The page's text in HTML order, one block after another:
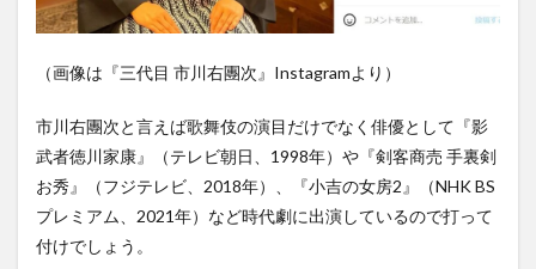
（画像は『三代目 市川右團次』Instagramより）
市川右團次と言えば歌舞伎の演目だけでなく俳優として『影
武者徳川家康』（テレビ朝日、1998年）や『剣客商売 手裏剣
お秀』（フジテレビ、2018年）、『小吉の女房2』（NHK BS
プレミアム、2021年）など時代劇に出演しているので打って
付けでしょう。